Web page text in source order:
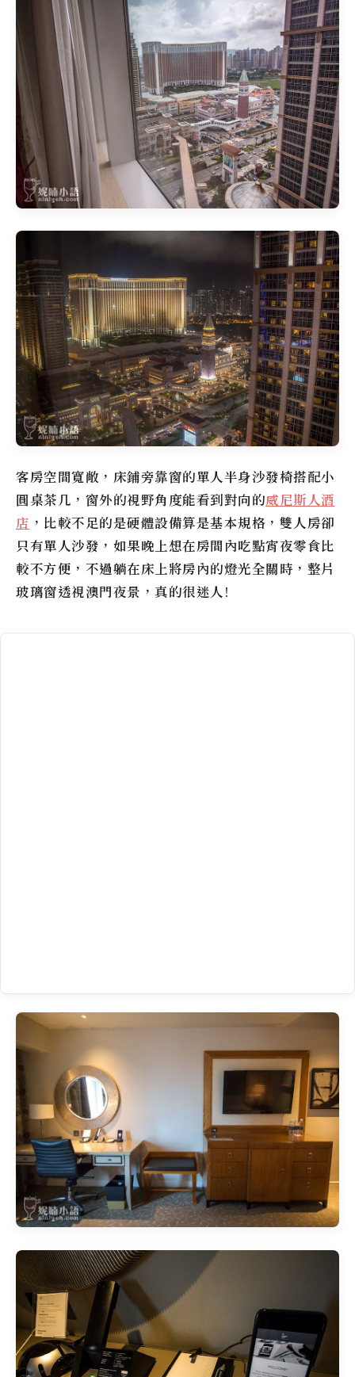
客房空間寬敞，床鋪旁靠窗的單人半身沙發椅搭配小
圓桌茶几，窗外的視野角度能看到對向的威尼斯人酒
店 ，比較不足的是硬體設備算是基本規格，雙人房卻
只有單人沙發，如果晚上想在房間內吃點宵夜零食比
較不方便，不過躺在床上將房內的燈光全關時，整片
玻璃窗透視澳門夜景，真的很迷人!